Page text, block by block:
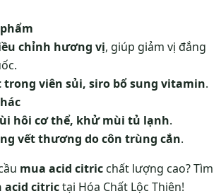
chỉnh hương vị, giúp giảm vị đắng
trong viên sủi, siro bổ sung vitamin.
hôi cơ thể, khử mùi tủ lạnh.
vết thương do côn trùng cắn.
mua acid citricchất lượng cao? Tìm
acid citrictại Hóa Chất Lộc Thiên!